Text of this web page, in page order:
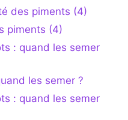
des piments (4)
piments (4)
: quand les semer
les semer ?
: quand les semer